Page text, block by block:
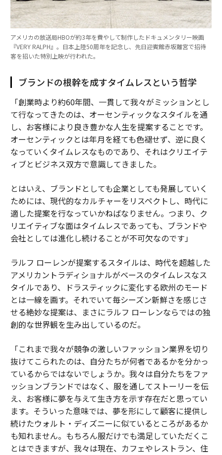
アメリカの放送局HBOが約3年を費やして制作したドキュメンタリー映画
『VERY RALPH』。日本上陸50周年を記念し、先日迎賓館赤坂離宮で招待
客を招いた特別上映が行われた。
ブランドの根幹を成すタイムレスという哲学
「創業時より約60年間、一貫して我々がミッションとし
て行なってきたのは、オーセンティックなスタイルを通
し、お客様により良き豊かな人生を提案することです。
オーセンティックとは年月を経ても色褪せず、逆に良く
なっていくタイムレスなものであり、それはクリエイテ
ィブとビジネス双方で意識してきました。
とはいえ、ブランドとしても企業としても発展していく
ためには、現代的なカルチャーをリスペクトし、時代に
適した提案を行なっていかねばなりません。つまり、ク
リエイティブな面はタイムレスであっても、ブランドや
会社としては進化し続けることが不可欠なのです」
ラルフ ローレンが提案するスタイルは、時代を超越した
アメリカントラディショナルがベースのタイムレスなス
タイルであり、ドラスティックに変化する欧州のモード
とは一線を画す。それでいて毎シーズン新鮮さを感じさ
せる絶妙な提案は、まさにラルフ ローレンならではの独
創的な世界観を生み出しているのだ。
「これまで我々が競争の激しいファッション業界を切り
抜けてこられたのは、自分たちが何者であるかを分かっ
ているからではないでしょうか。我々は自分たちをファ
ッションブランドではなく、服を通してストーリーを伝
え、お客様に夢を与えて生き方を示す存在だと思ってい
ます。そういった意味では、夢を形にして顧客に提供し
続けたウォルト・ディズニーに似ているところがあるか
も知れません。もちろん服だけでも満足していただくこ
とはできますが、我々は現在、カフェやレストラン、住